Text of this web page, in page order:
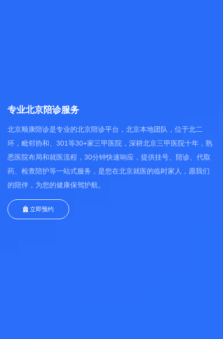
专业北京陪诊服务
北京顺康陪诊是专业的北京陪诊平台，北京本地团队，位于北二
环，毗邻协和、301等30+家三甲医院，深耕北京三甲医院十年，熟
悉医院布局和就医流程，30分钟快速响应，提供挂号、陪诊、代取
药、检查陪护等一站式服务，是您在北京就医的临时家人，愿我们
的陪伴，为您的健康保驾护航。
立即预约